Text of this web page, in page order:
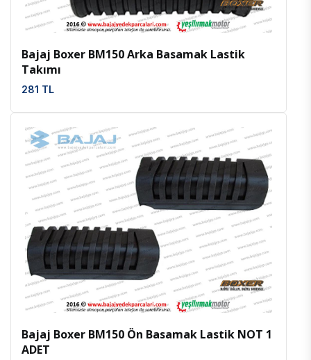
Bajaj Boxer BM150 Arka Basamak Lastik
Takımı
281 TL
İncele Favoriler
Bajaj Boxer BM150 Ön Basamak Lastik NOT 1
ADET